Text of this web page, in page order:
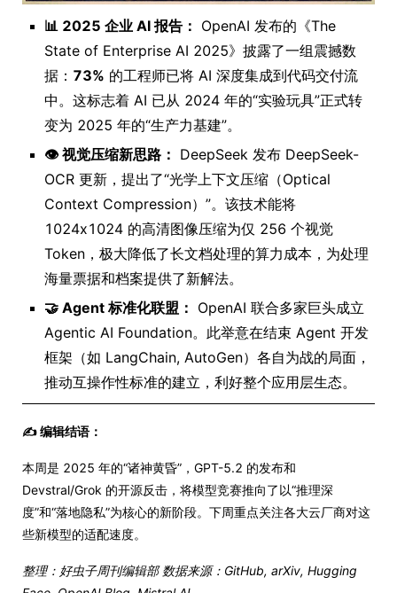
📊 2025 企业 AI 报告： OpenAI 发布的《The
State of Enterprise AI 2025》披露了一组震撼数
据： 73% 的工程师已将 AI 深度集成到代码交付流
中。这标志着 AI 已从 2024 年的“实验玩具”正式转
变为 2025 年的“生产力基建”。
👁️ 视觉压缩新思路： DeepSeek 发布 DeepSeek-
OCR 更新，提出了“光学上下文压缩（Optical
Context Compression）”。该技术能将
1024x1024 的高清图像压缩为仅 256 个视觉
Token，极大降低了长文档处理的算力成本，为处理
海量票据和档案提供了新解法。
🤝 Agent 标准化联盟： OpenAI 联合多家巨头成立
Agentic AI Foundation。此举意在结束 Agent 开发
框架（如 LangChain, AutoGen）各自为战的局面，
推动互操作性标准的建立，利好整个应用层生态。
✍️ 编辑结语：
本周是 2025 年的“诸神黄昏”，GPT-5.2 的发布和
Devstral/Grok 的开源反击，将模型竞赛推向了以“推理深
度”和“落地隐私”为核心的新阶段。下周重点关注各大云厂商对这
些新模型的适配速度。
整理：好虫子周刊编辑部 数据来源：GitHub, arXiv, Hugging